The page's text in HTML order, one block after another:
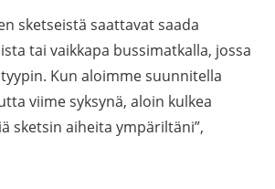
sketseistä saattavat saada
tai vaikkapa bussimatkalla, jossa
Kun aloimme suunnitella
viime syksynä, aloin kulkea
sketsin aiheita ympäriltäni”,